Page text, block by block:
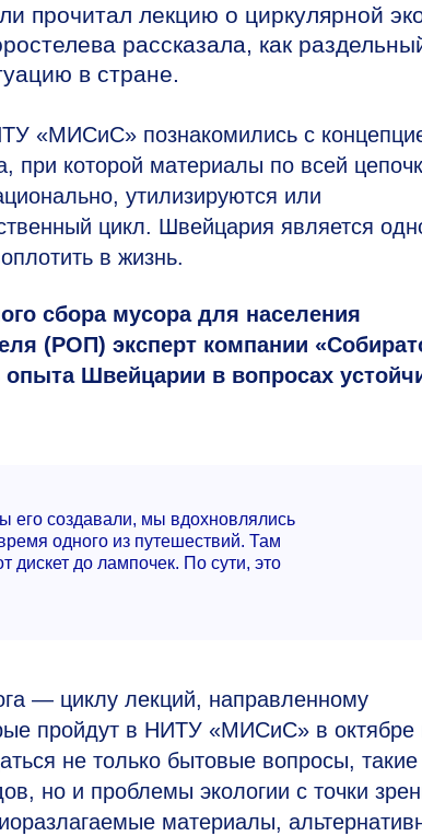
лекцию о циркулярной
рассказала, как
в стране.
«МИСиС» познакомились с
при которой материалы по всей
утилизируются или
цикл. Швейцария является
в жизнь.
сбора мусора для населения
(РОП) эксперт компании
Швейцарии в вопросах
его создавали, мы вдохновлялись
одного из путешествий. Там
дискет до лампочек. По сути, это
— циклу лекций, направленному
пройдут в НИТУ «МИСиС» в октябре
не только бытовые вопросы, такие
но и проблемы экологии с точки
материалы,